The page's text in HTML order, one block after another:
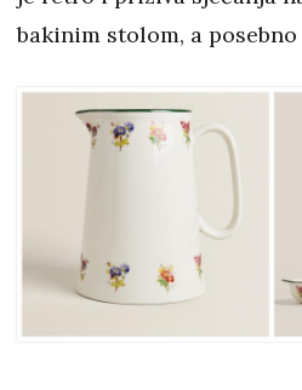
bakinim stolom, a